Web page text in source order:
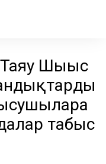
Шығыс
табыс